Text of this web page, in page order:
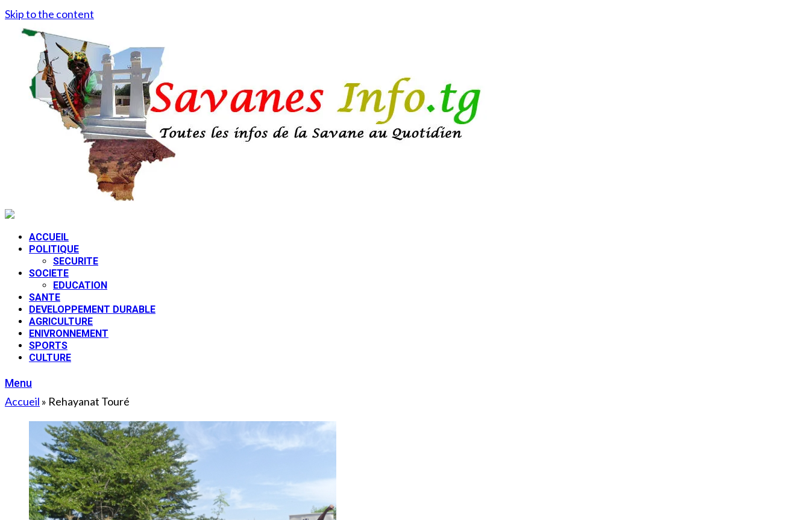
Skip to the content
ACCUEIL
POLITIQUE
SECURITE
SOCIETE
EDUCATION
SANTE
DEVELOPPEMENT DURABLE
AGRICULTURE
ENIVRONNEMENT
SPORTS
CULTURE
Menu
Accueil » Rehayanat Touré